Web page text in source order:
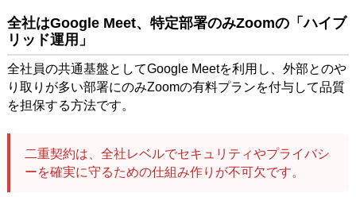
全社はGoogle Meet、特定部署のみZoomの「ハイブ
リッド運用」
全社員の共通基盤としてGoogle Meetを利用し、外部とのや
り取りが多い部署にのみZoomの有料プランを付与して品質
を担保する方法です。
二重契約は、全社レベルでセキュリティやプライバシ
ーを確実に守るための仕組み作りが不可欠です。